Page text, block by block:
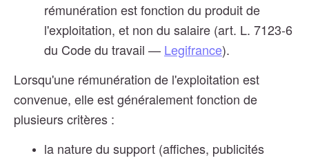
rémunération est fonction du produit de
l'exploitation, et non du salaire (art. L. 7123-6
du Code du travail — Legifrance).
Lorsqu'une rémunération de l'exploitation est
convenue, elle est généralement fonction de
plusieurs critères :
la nature du support (affiches, publicités